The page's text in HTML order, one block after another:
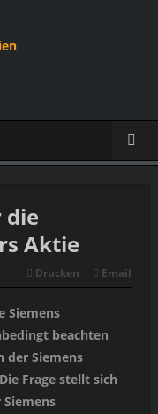
die
Aktie
Drucken Email
Siemens
beachten
der Siemens
Frage stellt sich